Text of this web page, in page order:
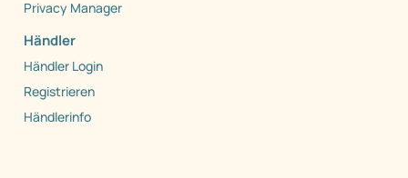
Privacy Manager
Händler
Händler Login
Registrieren
Händlerinfo